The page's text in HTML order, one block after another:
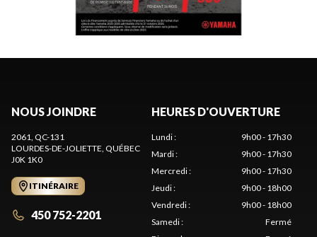
NOUS JOINDRE
2061, QC-131
LOURDES-DE-JOLIETTE, QUÉBEC
J0K 1K0
ITINÉRAIRE
450 752-2201
HEURES D'OUVERTURE
Lundi:
9h00 - 17h30
Mardi:
9h00 - 17h30
Mercredi:
9h00 - 17h30
Jeudi:
9h00 - 18h00
Vendredi:
9h00 - 18h00
Samedi:
Fermé